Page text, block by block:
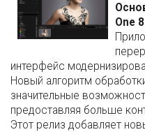
One
интерфейс
Новый алгоритм
значительные
предоставляя больше
Этот релиз добавляет